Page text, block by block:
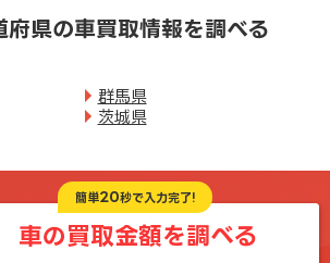
府県の車買取情報を調べる
群馬県
茨城県
簡単20秒で入力完了!
車の買取金額を調べる